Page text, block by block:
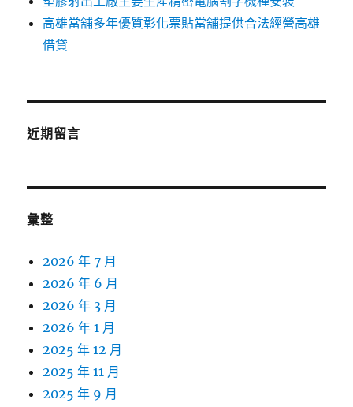
高雄當舖多年優質彰化票貼當舖提供合法經營高雄
借貸
近期留言
彙整
2026 年 7 月
2026 年 6 月
2026 年 3 月
2026 年 1 月
2025 年 12 月
2025 年 11 月
2025 年 9 月